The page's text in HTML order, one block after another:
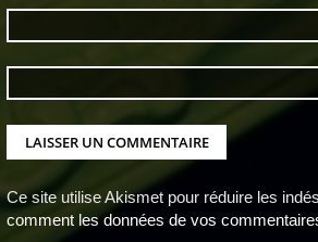
Ce site utilise Akismet pour réduire les
comment les données de vos